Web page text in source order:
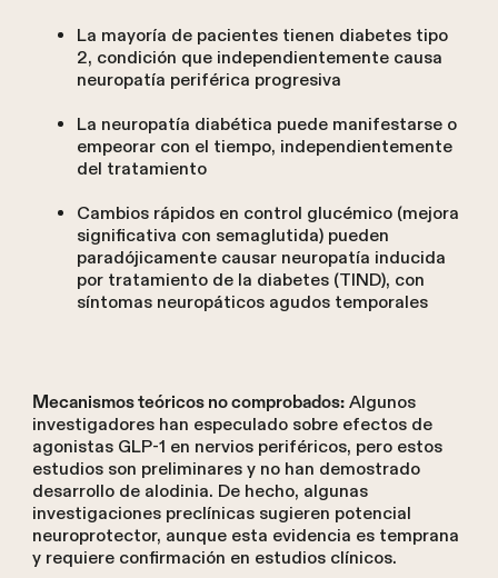
La mayoría de pacientes tienen diabetes tipo
2, condición que independientemente causa
neuropatía periférica progresiva
La neuropatía diabética puede manifestarse o
empeorar con el tiempo, independientemente
del tratamiento
Cambios rápidos en control glucémico (mejora
significativa con semaglutida) pueden
paradójicamente causar neuropatía inducida
por tratamiento de la diabetes (TIND), con
síntomas neuropáticos agudos temporales
Mecanismos teóricos no comprobados:Algunos
investigadores han especulado sobre efectos de
agonistas GLP-1 en nervios periféricos, pero estos
estudios son preliminares y no han demostrado
desarrollo de alodinia. De hecho, algunas
investigaciones preclínicas sugieren potencial
neuroprotector, aunque esta evidencia es temprana
y requiere confirmación en estudios clínicos.